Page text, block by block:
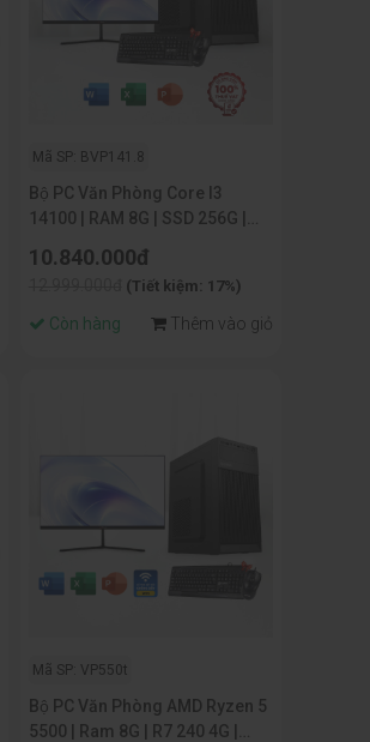
Mã SP: BVP141.8
Bộ PC Văn Phòng Core I3
14100 | RAM 8G | SSD 256G |
10.840.000đ
(Tiết kiệm: 17%)
Còn hàng Thêm vào giỏ
Mã SP: VP550t
Bộ PC Văn Phòng AMD Ryzen 5
5500 | Ram 8G | R7 240 4G |